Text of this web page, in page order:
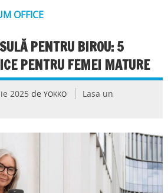
OFFICE
PENTRU BIROU: 5
PENTRU FEMEI MATURE
2025 de YOKKO
Lasa un